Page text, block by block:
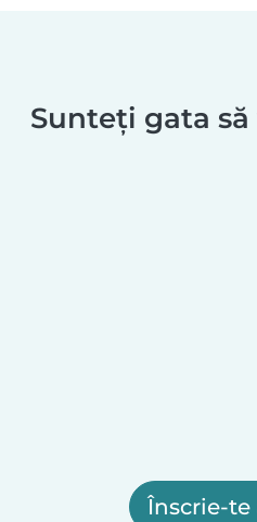
Sunteți gata
Înscrie-te